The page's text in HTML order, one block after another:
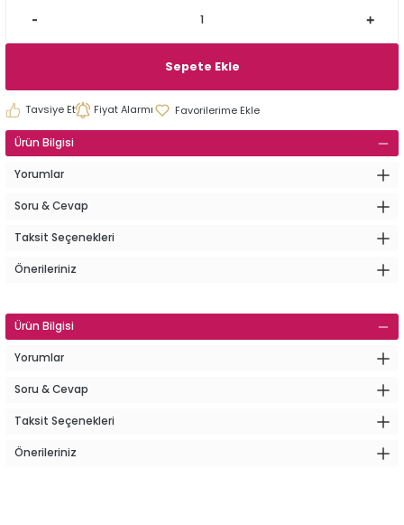
Sepete Ekle
Tavsiye Et Fiyat Alarmı
Ürün Bilgisi
Yorumlar
Soru & Cevap
Taksit Seçenekleri
Önerileriniz
Ürün Bilgisi
Yorumlar
Soru & Cevap
Taksit Seçenekleri
Önerileriniz